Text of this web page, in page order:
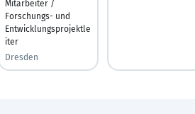
Mitarbeiter /
Forschungs- und
Entwicklungsprojektle
iter
Dresden